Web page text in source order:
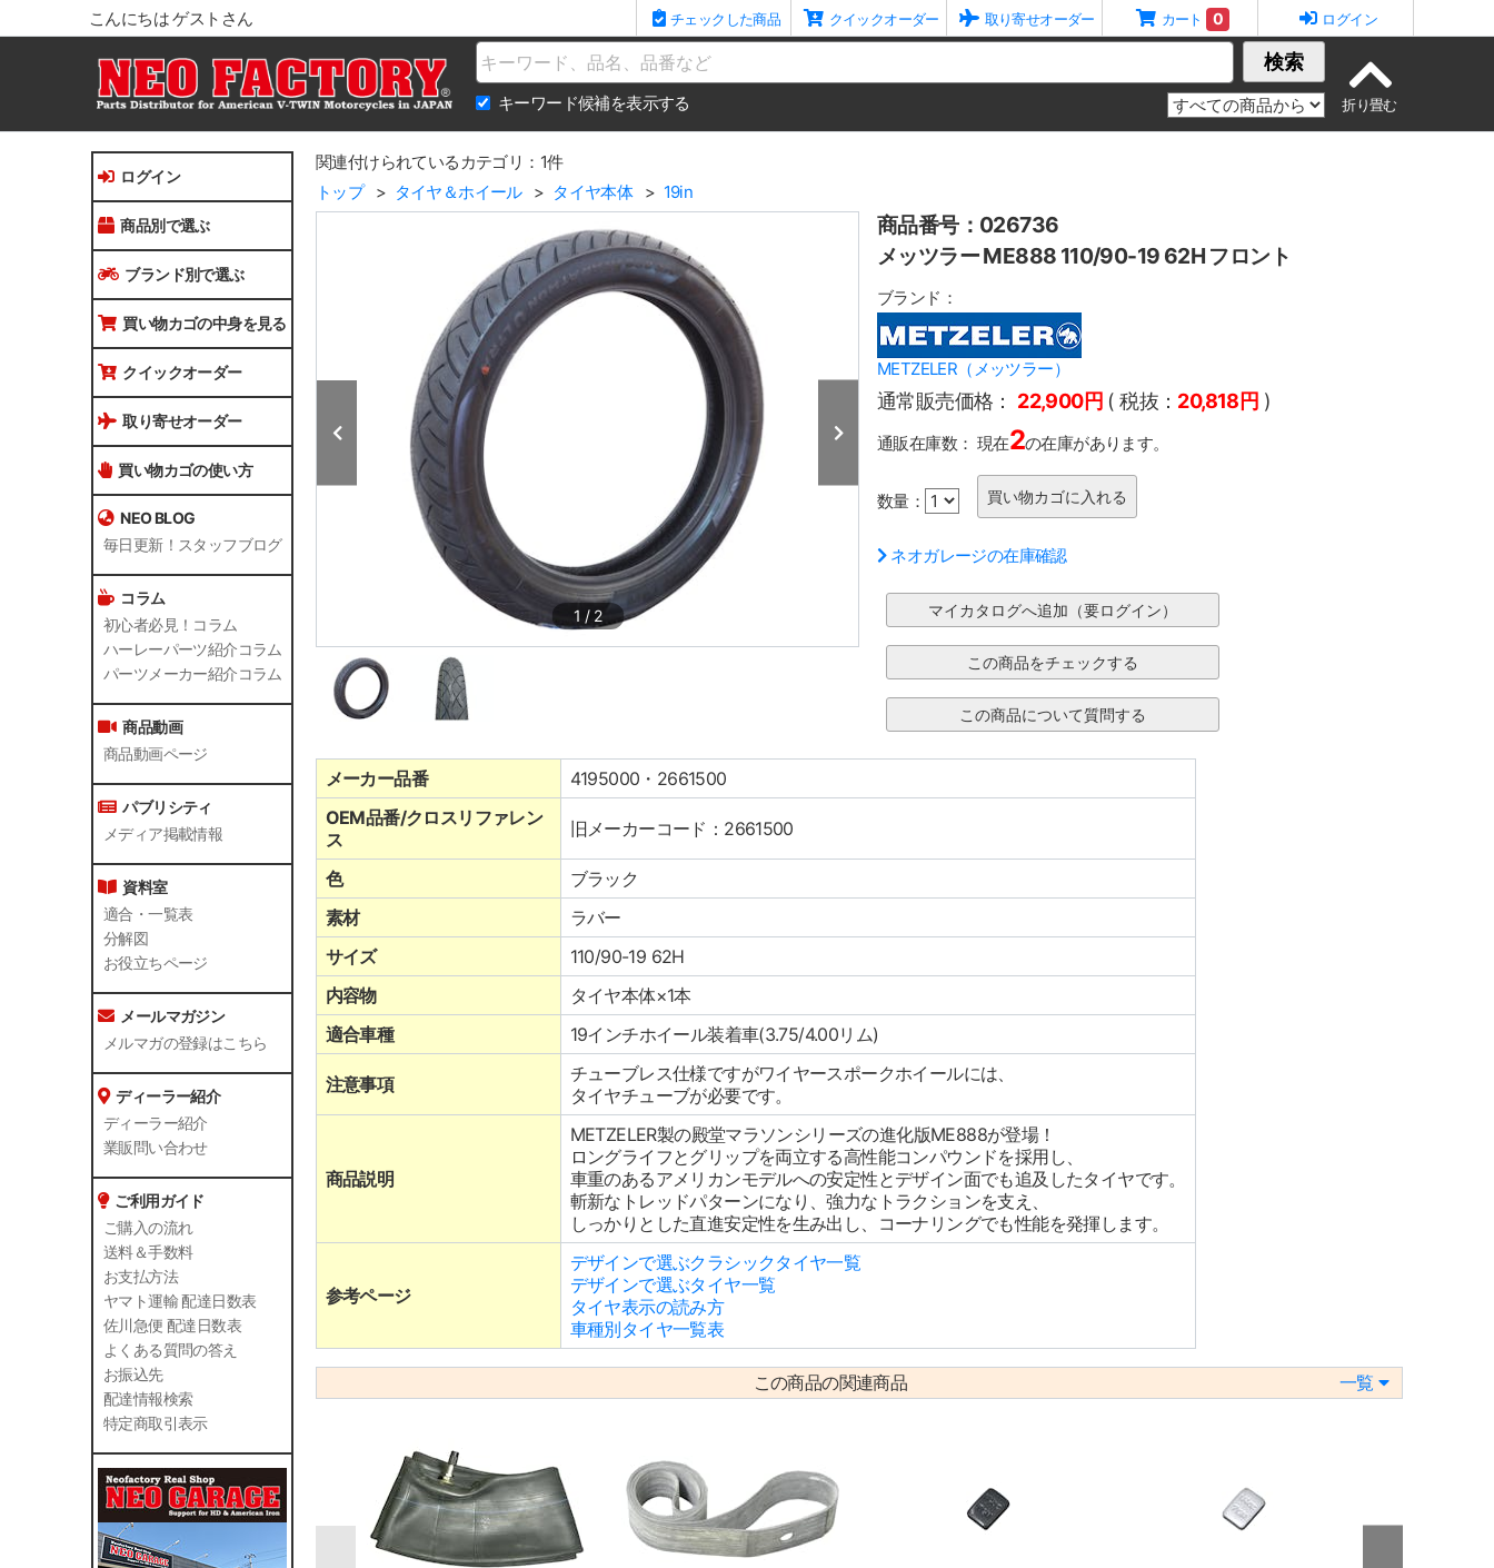
こんにちは ゲストさん チェックした商品 クイックオーダー 取り寄せオーダー カート 0 ログイン
Name 検索
キーワード候補を表示する
ログイン
商品別で選ぶ
ブランド別で選ぶ
買い物カゴの中身を見る
クイックオーダー
取り寄せオーダー
買い物カゴの使い方
NEO BLOG
毎日更新！スタッフブログ
コラム
初心者必見！コラム
ハーレーパーツ紹介コラム
パーツメーカー紹介コラム
商品動画
商品動画ページ
パブリシティ
メディア掲載情報
資料室
適合・一覧表
分解図
お役立ちページ
メールマガジン
メルマガの登録はこちら
ディーラー紹介
ディーラー紹介
業販問い合わせ
ご利用ガイド
ご購入の流れ
送料＆手数料
お支払方法
ヤマト運輸 配達日数表
佐川急便 配達日数表
よくある質問の答え
お振込先
配達情報検索
特定商取引表示
関連付けられているカテゴリ：1件
トップ
タイヤ＆ホイール タイヤ本体 19in
1 / 2
商品番号：026736
メッツラー ME888 110/90-19 62H フロント
ブランド：
METZELER（メッツラー）
通常販売価格： 22,900円 ( 税抜： 20,818円 )
通販在庫数： 現在2の在庫があります。
数量：
ネオガレージの在庫確認
メーカー品番
4195000・2661500
OEM品番/クロスリファレン
ス
旧メーカーコード：2661500
色
ブラック
素材
ラバー
サイズ
110/90-19 62H
内容物
タイヤ本体×1本
適合車種
19インチホイール装着車(3.75/4.00リム)
注意事項
チューブレス仕様ですがワイヤースポークホイールには、
タイヤチューブが必要です。
商品説明
METZELER製の殿堂マラソンシリーズの進化版ME888が登場！
ロングライフとグリップを両立する高性能コンパウンドを採用し、
車重のあるアメリカンモデルへの安定性とデザイン面でも追及したタイヤです。
斬新なトレッドパターンになり、強力なトラクションを支え、
しっかりとした直進安定性を生み出し、コーナリングでも性能を発揮します。
参考ページ
デザインで選ぶクラシックタイヤ一覧
デザインで選ぶタイヤ一覧
タイヤ表示の読み方
車種別タイヤ一覧表
この商品の関連商品 一覧